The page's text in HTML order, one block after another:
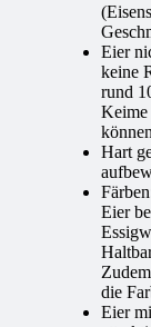
Eier
keine
rund
Keime
Hart
Eier
die
Eier